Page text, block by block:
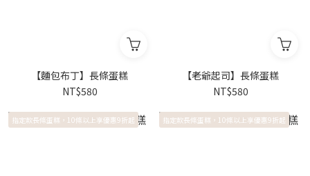
【麵包布丁】長條蛋糕
NT$580
【老爺起司】長條蛋糕
NT$580
指定款長條蛋糕，10條以上享優惠9折起 指定款長條蛋糕，10條以上享優惠9折起